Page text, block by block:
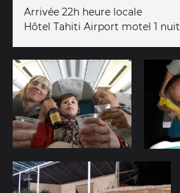
Arrivée 22h heure locale
Hôtel Tahiti Airport motel 1 nuit